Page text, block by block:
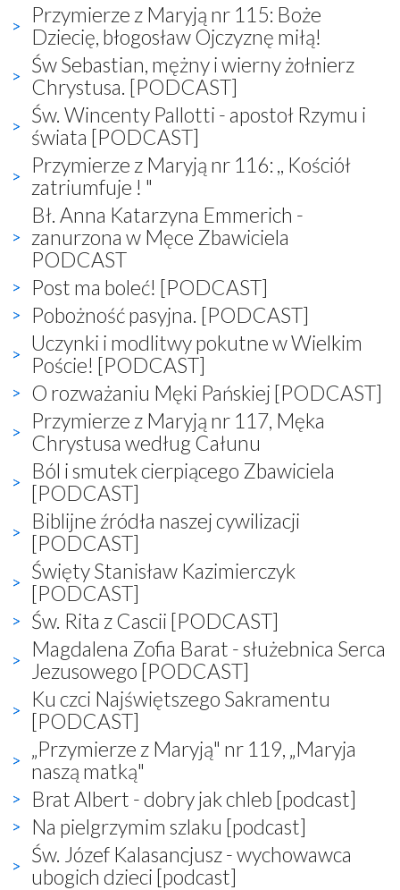
Przymierze z Maryją nr 115: Boże
Dziecię, błogosław Ojczyznę miłą!
Św Sebastian, mężny i wierny żołnierz
Chrystusa. [PODCAST]
Św. Wincenty Pallotti - apostoł Rzymu i
świata [PODCAST]
Przymierze z Maryją nr 116: ,, Kościół
zatriumfuje ! "
Bł. Anna Katarzyna Emmerich -
zanurzona w Męce Zbawiciela
PODCAST
Post ma boleć! [PODCAST]
Pobożność pasyjna. [PODCAST]
Uczynki i modlitwy pokutne w Wielkim
Poście! [PODCAST]
O rozważaniu Męki Pańskiej [PODCAST]
Przymierze z Maryją nr 117, Męka
Chrystusa według Całunu
Ból i smutek cierpiącego Zbawiciela
[PODCAST]
Biblijne źródła naszej cywilizacji
[PODCAST]
Święty Stanisław Kazimierczyk
[PODCAST]
Św. Rita z Cascii [PODCAST]
Magdalena Zofia Barat - służebnica Serca
Jezusowego [PODCAST]
Ku czci Najświętszego Sakramentu
[PODCAST]
„Przymierze z Maryją" nr 119, „Maryja
naszą matką"
Brat Albert - dobry jak chleb [podcast]
Na pielgrzymim szlaku [podcast]
Św. Józef Kalasancjusz - wychowawca
ubogich dzieci [podcast]